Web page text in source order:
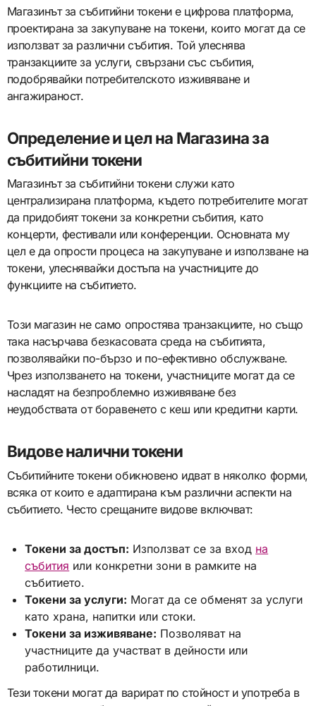
Магазинът за събитийни токени е цифрова платформа,
проектирана за закупуване на токени, които могат да се
използват за различни събития. Той улеснява
транзакциите за услуги, свързани със събития,
подобрявайки потребителското изживяване и
ангажираност.
Определение и цел на Магазина за
събитийни токени
Магазинът за събитийни токени служи като
централизирана платформа, където потребителите могат
да придобият токени за конкретни събития, като
концерти, фестивали или конференции. Основната му
цел е да опрости процеса на закупуване и използване на
токени, улеснявайки достъпа на участниците до
функциите на събитието.
Този магазин не само опростява транзакциите, но също
така насърчава безкасовата среда на събитията,
позволявайки по-бързо и по-ефективно обслужване.
Чрез използването на токени, участниците могат да се
насладят на безпроблемно изживяване без
неудобствата от боравенето с кеш или кредитни карти.
Видове налични токени
Събитийните токени обикновено идват в няколко форми,
всяка от които е адаптирана към различни аспекти на
събитието. Често срещаните видове включват:
Токени за достъп: Използват се за вход на
събития или конкретни зони в рамките на
събитието.
Токени за услуги: Могат да се обменят за услуги
като храна, напитки или стоки.
Токени за изживяване: Позволяват на
участниците да участват в дейности или
работилници.
Тези токени могат да варират по стойност и употреба в